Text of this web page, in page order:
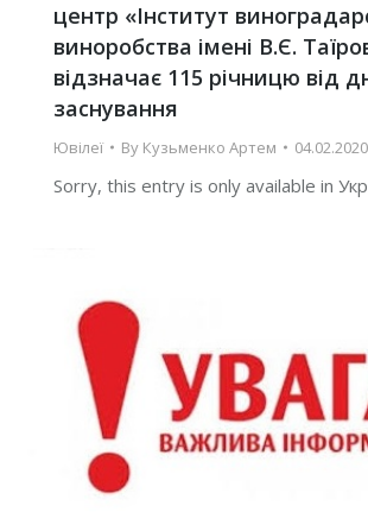
центр «Інститут
виноробства імені В.Є.
відзначає 115 річницю від
заснування
Ювілеї By Кузьменко Артем 04.02.2020
Sorry, this entry is only available in